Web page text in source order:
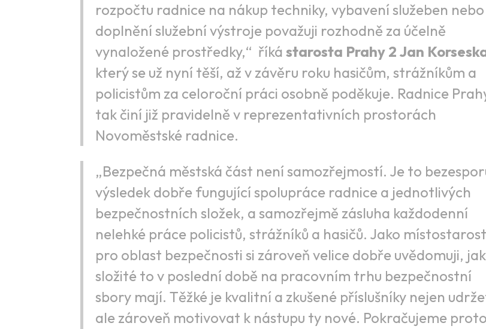
rozpočtu radnice na nákup techniky, vybavení služeben nebo
doplnění služební výstroje považuji rozhodně za účelně
vynaložené prostředky,“ říká starosta Prahy 2 Jan
který se už nyní těší, až v závěru roku hasičům, strážníkům a
policistům za celoroční práci osobně poděkuje. Radnice
tak činí již pravidelně v reprezentativních prostorách
Novoměstské radnice.
„Bezpečná městská část není samozřejmostí. Je to
výsledek dobře fungující spolupráce radnice a jednotlivých
bezpečnostních složek, a samozřejmě zásluha každodenní
nelehké práce policistů, strážníků a hasičů. Jako
pro oblast bezpečnosti si zároveň velice dobře uvědomuji, jak
složité to v poslední době na pracovním trhu bezpečnostní
sbory mají. Těžké je kvalitní a zkušené příslušníky nejen
ale zároveň motivovat k nástupu ty nové. Pokračujeme